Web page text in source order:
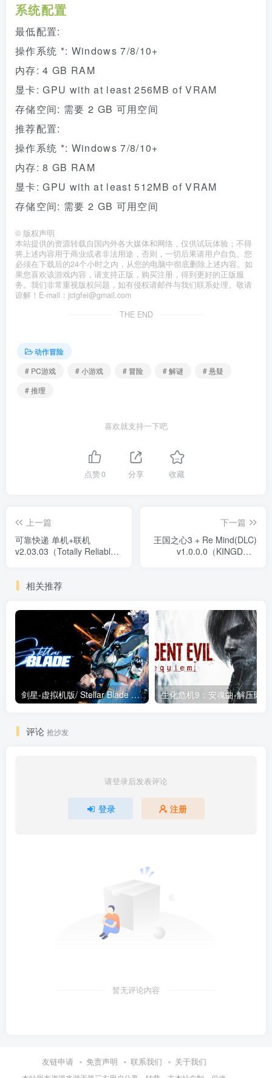
系统配置
最低配置:
操作系统 *: Windows 7/8/10+
内存: 4 GB RAM
显卡: GPU with at least 256MB of VRAM
存储空间: 需要 2 GB 可用空间
推荐配置:
操作系统 *: Windows 7/8/10+
内存: 8 GB RAM
显卡: GPU with at least 512MB of VRAM
存储空间: 需要 2 GB 可用空间
© 版权声明
本站提供的资源转载自国内外各大媒体和网络，仅供试玩体验；不得
将上述内容用于商业或者非法用途，否则，一切后果请用户自负。您
必须在下载后的24个小时之内，从您的电脑中彻底删除上述内容。如
果您喜欢该游戏内容，请支持正版，购买注册，得到更好的正版服
务。我们非常重视版权问题，如有侵权请邮件与我们联系处理。敬请
谅解！E-mail：jctgfei@gmail.com
THE END
动作冒险
# PC游戏
# 小游戏 # 冒险 # 解谜
# 悬疑
# 推理
喜欢就支持一下吧
点赞0 分享 收藏
上一篇
可靠快递 单机+联机
v2.03.03（Totally Reliable
下一篇
王国之心3 + Re Mind(DLC)
v1.0.0.0（KINGDOM
相关推荐
剑星-虚拟机版/ Stellar Blade v1.4.1|Build.19963153 终极版新补丁 送修改器 免安装中文版
评论 抢沙发
请登录后发表评论
登录 注册
暂无评论内容
友链申请 免责声明 联系我们 关于我们